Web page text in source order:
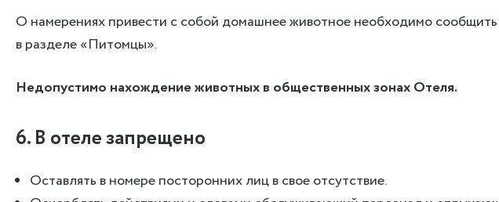
О намерениях привести с собой домашнее животное необходимо
в разделе «Питомцы».
Недопустимо нахождение животных в общественных зонах Отеля.
6. В отеле запрещено
Оставлять в номере посторонних лиц в свое отсутствие.